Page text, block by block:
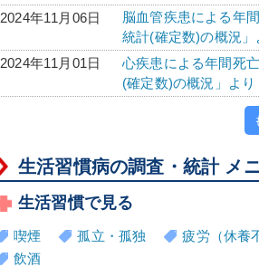
2024年11月06日
脳血管疾患による年
統計(確定数)の概況」
2024年11月01日
心疾患による年間死
(確定数)の概況」より
生活習慣病の調査・統計 メ
生活習慣で見る
喫煙 孤立・孤独 疲労（休養
飲酒